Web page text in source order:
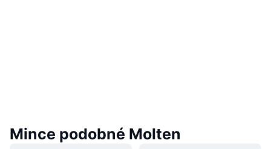
Mince podobné Molten